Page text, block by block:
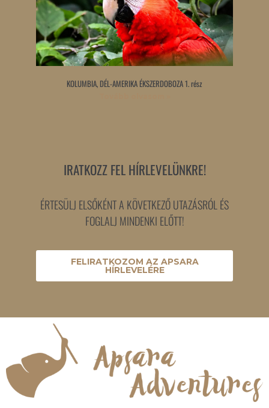
KOLUMBIA, DÉL-AMERIKA ÉKSZERDOBOZA 1. rész
IRATKOZZ FEL HÍRLEVELÜNKRE!
ÉRTESÜLJ ELSŐKÉNT A KÖVETKEZŐ UTAZÁSRÓL ÉS
FOGLALJ MINDENKI ELŐTT!
FELIRATKOZOM AZ APSARA
HÍRLEVELÉRE